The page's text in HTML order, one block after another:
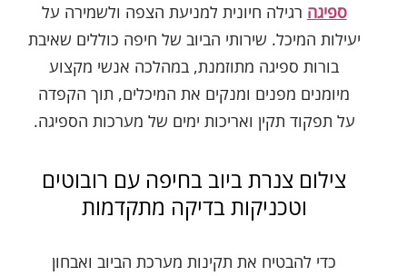
ספיגה רגילה חיונית למניעת הצפה ולשמירה על
יעילות המיכל. שירותי הביוב של חיפה כוללים שאיבת
בורות ספיגה מתוזמנת, במהלכה אנשי מקצוע
מיומנים מפנים ומנקים את המיכלים, תוך הקפדה
על תפקוד תקין ואריכות ימים של מערכות הספיגה.
צילום צנרת ביוב בחיפה עם רובוטים
וטכניקות בדיקה מתקדמות
כדי להבטיח את תקינות מערכת הביוב ואבחון